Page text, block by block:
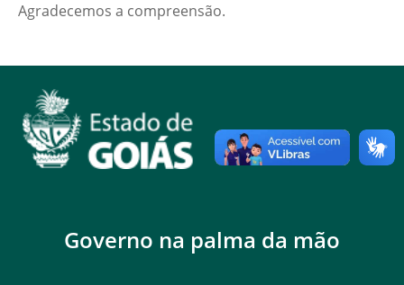
Agradecemos a compreensão.
Governo na palma da mão